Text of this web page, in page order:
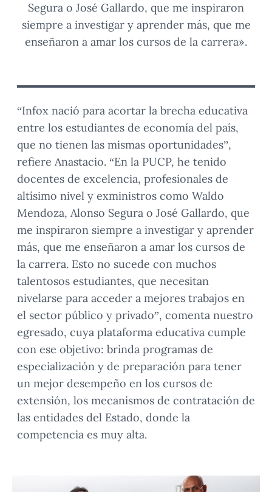
Segura o José Gallardo, que me inspiraron
siempre a investigar y aprender más, que me
enseñaron a amar los cursos de la carrera».
“Infox nació para acortar la brecha educativa
entre los estudiantes de economía del país,
que no tienen las mismas oportunidades”,
refiere Anastacio. “En la PUCP, he tenido
docentes de excelencia, profesionales de
altísimo nivel y exministros como Waldo
Mendoza, Alonso Segura o José Gallardo, que
me inspiraron siempre a investigar y aprender
más, que me enseñaron a amar los cursos de
la carrera. Esto no sucede con muchos
talentosos estudiantes, que necesitan
nivelarse para acceder a mejores trabajos en
el sector público y privado”, comenta nuestro
egresado, cuya plataforma educativa cumple
con ese objetivo: brinda programas de
especialización y de preparación para tener
un mejor desempeño en los cursos de
extensión, los mecanismos de contratación de
las entidades del Estado, donde la
competencia es muy alta.